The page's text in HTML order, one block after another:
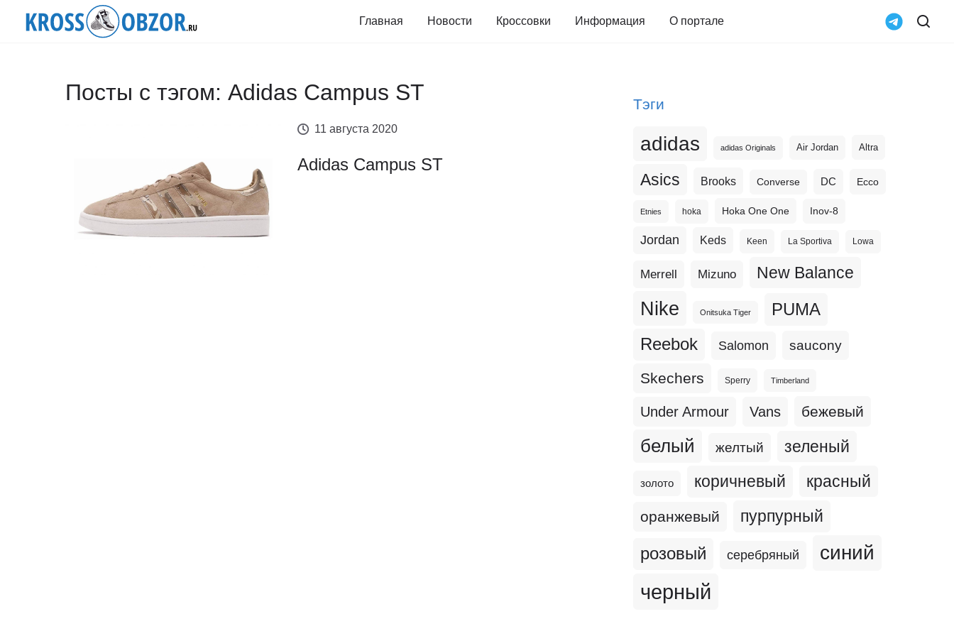
Главная Новости Кроссовки Информация О портале
Посты с тэгом: Adidas Campus ST
11 августа 2020
Adidas Campus ST
Тэги
adidas adidas Originals Air Jordan Altra
Asics Brooks Converse DC Ecco
Etnies hoka Hoka One One Inov-8
Jordan Keds Keen La Sportiva Lowa
Merrell Mizuno New Balance
Nike Onitsuka Tiger PUMA
Reebok Salomon saucony
Skechers Sperry Timberland
Under Armour Vans бежевый
белый желтый зеленый
золото коричневый красный
оранжевый пурпурный
розовый серебряный синий
черный